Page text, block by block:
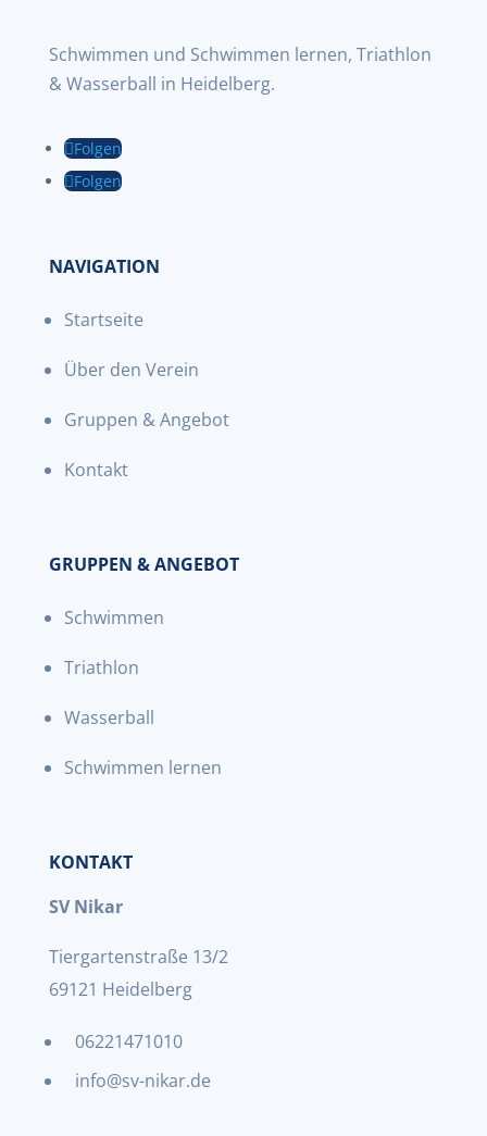
Schwimmen und Schwimmen lernen, Triathlon
& Wasserball in Heidelberg.
Folgen
Folgen
NAVIGATION
Startseite
Über den Verein
Gruppen & Angebot
Kontakt
GRUPPEN & ANGEBOT
Schwimmen
Triathlon
Wasserball
Schwimmen lernen
KONTAKT
SV Nikar
Tiergartenstraße 13/2
69121 Heidelberg
06221471010
info@sv-nikar.de